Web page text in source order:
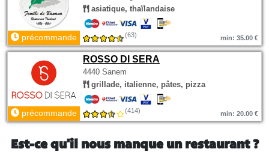
asiatique, thaïlandaise
précommande (63) min: 35.00 €
ROSSO DI SERA
4440 Sanem
grillade, italienne, pâtes, pizza
précommande (414) min: 20.00 €
Est-ce qu'il nous manque un restaurant ?